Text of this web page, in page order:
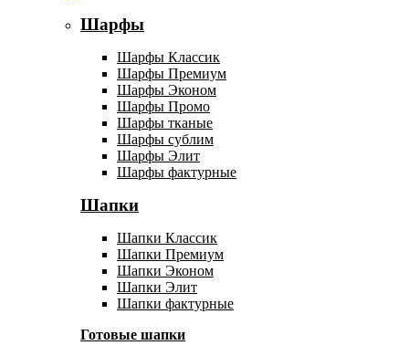
Шарфы
Шарфы Классик
Шарфы Премиум
Шарфы Эконом
Шарфы Промо
Шарфы тканые
Шарфы сублим
Шарфы Элит
Шарфы фактурные
Шапки
Шапки Классик
Шапки Премиум
Шапки Эконом
Шапки Элит
Шапки фактурные
Готовые шапки